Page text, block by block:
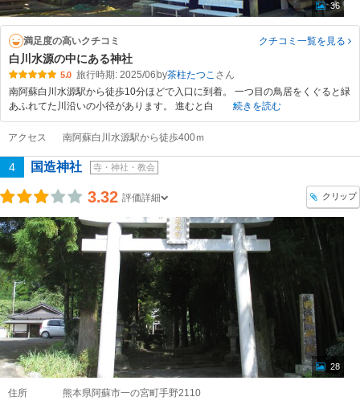
36
満足度の高いクチコミ クチコミ一覧を見る
白川水源の中にある神社
5.0 旅行時期: 2025/06 by茶柱たつこ
南阿蘇白川水源駅から徒歩10分ほどで入口に到着。 一つ目の鳥居をくぐると緑
あふれてた川沿いの小径があります。 進むと白
続きを読む
アクセス 南阿蘇白川水源駅から徒歩400ｍ
4 国造神社 寺・神社・教会
3.32 評価詳細 クリップ
28
住所 熊本県阿蘇市一の宮町手野2110